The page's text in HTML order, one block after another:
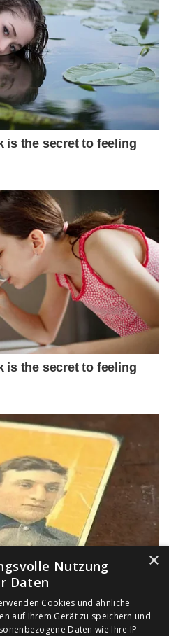
×
Nutzung
Daten
Cookies und ähnliche
auf Ihrem Gerät zu speichern und
Daten wie Ihre IP-